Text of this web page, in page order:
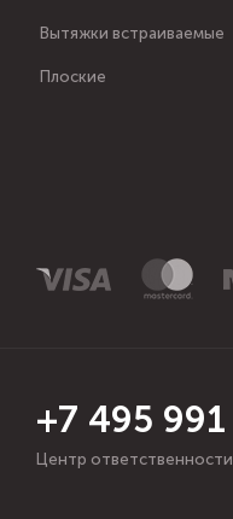
Вытяжки встраиваемые
Плоские
+7 495
Центр ответственности